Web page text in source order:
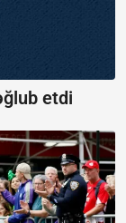
etdi